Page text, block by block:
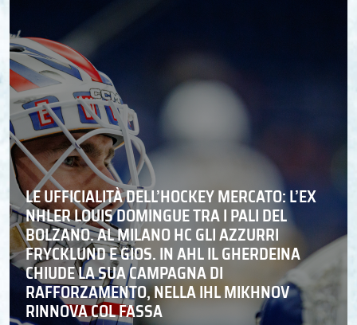
LE UFFICIALITÀ DELL’HOCKEY MERCATO: L’EX
NHLER LOUIS DOMINGUE TRA I PALI DEL
BOLZANO. AL MILANO HC GLI AZZURRI
FRYCKLUND E GIOS. IN AHL IL GHERDEINA
CHIUDE LA SUA CAMPAGNA DI
RAFFORZAMENTO, NELLA IHL MIKHNOV
RINNOVA COL FASSA